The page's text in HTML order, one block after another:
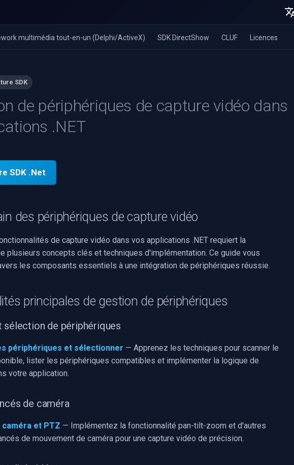
English
multimédia tout-en-un (Delphi/ActiveX) SDK DirectShow CLUF Licences
SDK
de périphériques de capture vidéo dans
.NET
SDK .Net
des périphériques de capture vidéo
de capture vidéo dans vos applications .NET requiert la
plusieurs concepts clés et techniques d'implémentation. Ce guide vous
les composants essentiels à une intégration de périphériques réussie.
principales de gestion de périphériques
sélection de périphériques
périphériques et sélectionner — Apprenez les techniques pour scanner le
lister les périphériques compatibles et implémenter la logique de
votre application.
de caméra
et PTZ — Implémentez la fonctionnalité pan-tilt-zoom et d'autres
de mouvement de caméra pour une capture vidéo de précision.